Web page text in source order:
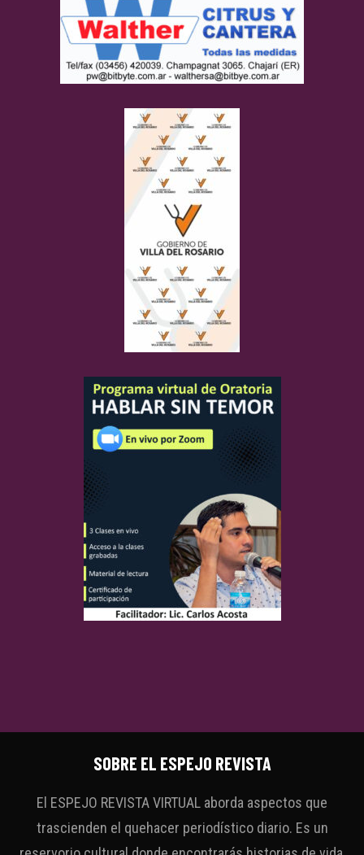
SOBRE EL ESPEJO REVISTA
El ESPEJO REVISTA VIRTUAL aborda aspectos que
trascienden el quehacer periodístico diario. Es un